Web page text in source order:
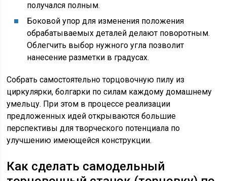
получался полным.
Боковой упор для изменения положения
обрабатываемых деталей делают поворотным.
Облегчить выбор нужного угла позволит
нанесение разметки в градусах.
Собрать самостоятельно торцовочную пилу из
циркулярки, болгарки по силам каждому домашнему
умельцу. При этом в процессе реализации
предложенных идей открываются большие
перспективы для творческого потенциала по
улучшению имеющейся конструкции.
Как сделать самодельный